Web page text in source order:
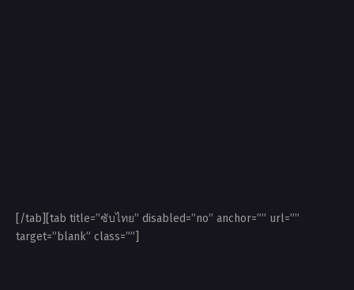
[/tab][tab title=”ซับไทย” disabled=”no” anchor=”” url=””
target=”blank” class=””]